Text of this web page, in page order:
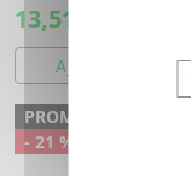
13,51€
AJOUTER AU
PROMO
- 21 %